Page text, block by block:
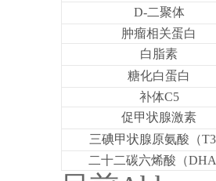
D-二聚体
肿瘤相关蛋白
白脂素
糖化白蛋白
补体C5
促甲状腺激素
三碘甲状腺原氨酸（
二十二碳六烯酸（